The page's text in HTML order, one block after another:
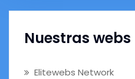
Nuestras webs
Elitewebs Network